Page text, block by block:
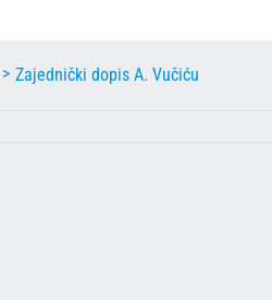
Zajednički dopis A. Vučiću